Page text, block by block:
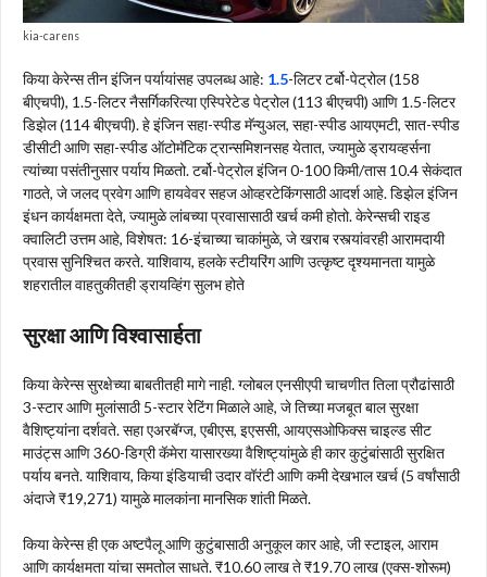
kia-carens
किया केरेन्स तीन इंजिन पर्यायांसह उपलब्ध आहे: 1.5-लिटर टर्बो-पेट्रोल (158
बीएचपी), 1.5-लिटर नैसर्गिकरित्या एस्पिरेटेड पेट्रोल (113 बीएचपी) आणि 1.5-लिटर
डिझेल (114 बीएचपी). हे इंजिन सहा-स्पीड मॅन्युअल, सहा-स्पीड आयएमटी, सात-स्पीड
डीसीटी आणि सहा-स्पीड ऑटोमॅटिक ट्रान्समिशनसह येतात, ज्यामुळे ड्रायव्हर्सना
त्यांच्या पसंतीनुसार पर्याय मिळतो. टर्बो-पेट्रोल इंजिन 0-100 किमी/तास 10.4 सेकंदात
गाठते, जे जलद प्रवेग आणि हायवेवर सहज ओव्हरटेकिंगसाठी आदर्श आहे. डिझेल इंजिन
इंधन कार्यक्षमता देते, ज्यामुळे लांबच्या प्रवासासाठी खर्च कमी होतो. केरेन्सची राइड
क्वालिटी उत्तम आहे, विशेषत: 16-इंचाच्या चाकांमुळे, जे खराब रस्त्यांवरही आरामदायी
प्रवास सुनिश्चित करते. याशिवाय, हलके स्टीयरिंग आणि उत्कृष्ट दृश्यमानता यामुळे
शहरातील वाहतुकीतही ड्रायव्हिंग सुलभ होते
सुरक्षा आणि विश्वासार्हता
किया केरेन्स सुरक्षेच्या बाबतीतही मागे नाही. ग्लोबल एनसीएपी चाचणीत तिला प्रौढांसाठी
3-स्टार आणि मुलांसाठी 5-स्टार रेटिंग मिळाले आहे, जे तिच्या मजबूत बाल सुरक्षा
वैशिष्ट्यांना दर्शवते. सहा एअरबॅग्ज, एबीएस, इएससी, आयएसओफिक्स चाइल्ड सीट
माउंट्स आणि 360-डिग्री कॅमेरा यासारख्या वैशिष्ट्यांमुळे ही कार कुटुंबांसाठी सुरक्षित
पर्याय बनते. याशिवाय, किया इंडियाची उदार वॉरंटी आणि कमी देखभाल खर्च (5 वर्षांसाठी
अंदाजे ₹19,271) यामुळे मालकांना मानसिक शांती मिळते.
किया केरेन्स ही एक अष्टपैलू आणि कुटुंबासाठी अनुकूल कार आहे, जी स्टाइल, आराम
आणि कार्यक्षमता यांचा समतोल साधते. ₹10.60 लाख ते ₹19.70 लाख (एक्स-शोरूम)